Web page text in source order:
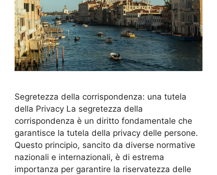
Segretezza della corrispondenza: una tutela
della Privacy La segretezza della
corrispondenza è un diritto fondamentale che
garantisce la tutela della privacy delle persone.
Questo principio, sancito da diverse normative
nazionali e internazionali, è di estrema
importanza per garantire la riservatezza delle